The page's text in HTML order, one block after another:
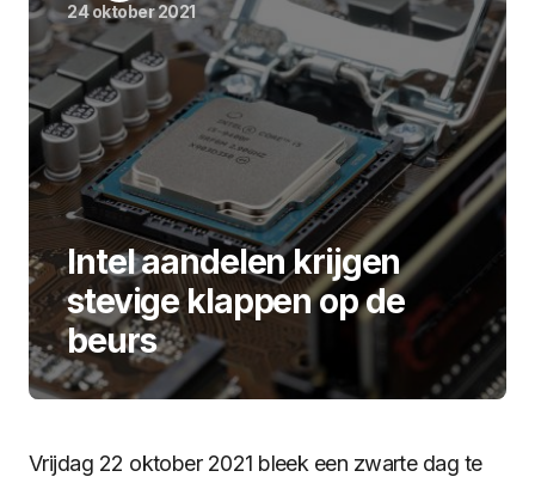
24 oktober 2021
Intel aandelen krijgen
stevige klappen op de
beurs
Vrijdag 22 oktober 2021 bleek een zwarte dag te